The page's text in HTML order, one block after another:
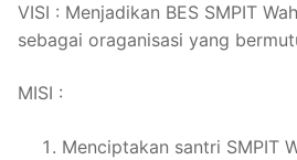
VISI : Menjadikan BES SMPIT
sebagai oraganisasi yang
MISI :
Menciptakan santri SMPIT